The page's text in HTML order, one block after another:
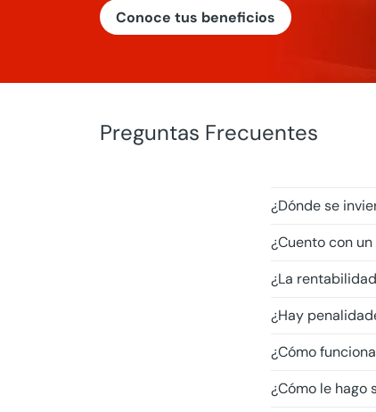
Conoce tus beneficios
Preguntas Frecuentes
¿Dónde se
¿Cuento con
¿La
¿Hay
¿Cómo
¿Cómo le hago